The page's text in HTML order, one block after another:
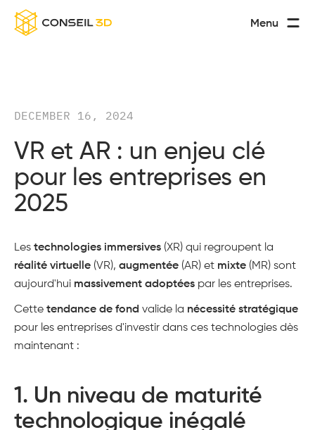
Menu
DECEMBER 16, 2024
VR et AR : un enjeu clé
pour les entreprises en
2025
Les technologies immersives (XR) qui regroupent la
réalité virtuelle (VR), augmentée (AR) et mixte (MR) sont
aujourd'hui massivement adoptées par les entreprises.
Cette tendance de fond valide la nécessité stratégique
pour les entreprises d'investir dans ces technologies dès
maintenant :
1. Un niveau de maturité
technologique inégalé